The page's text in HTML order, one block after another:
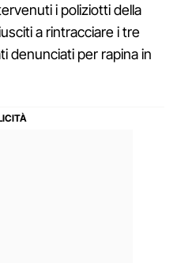
i poliziotti della
a rintracciare i tre
denunciati per rapina in